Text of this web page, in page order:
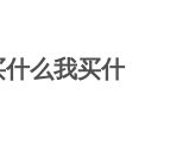
么我买什